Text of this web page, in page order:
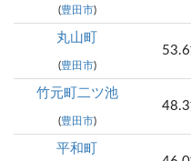
(豊田市)
丸山町
(豊田市)
53.6
竹元町二ツ池
(豊田市)
48.3
平和町